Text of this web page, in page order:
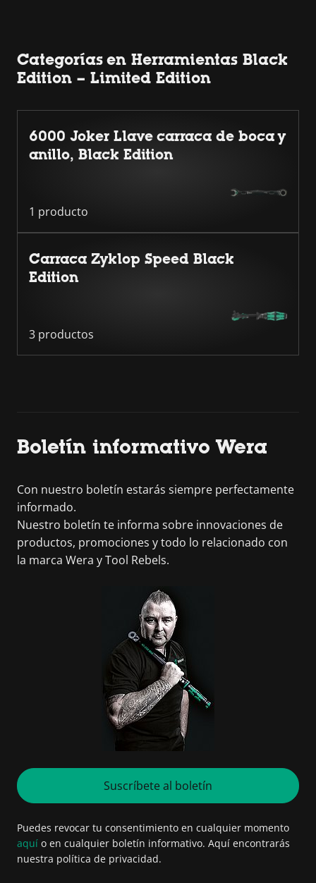
Categorías en Herramientas Black
Edition – Limited Edition
6000 Joker Llave carraca de boca y
anillo, Black Edition
1 producto
Carraca Zyklop Speed Black
Edition
3 productos
Boletín informativo Wera
Con nuestro boletín estarás siempre perfectamente
informado.
Nuestro boletín te informa sobre innovaciones de
productos, promociones y todo lo relacionado con
la marca Wera y Tool Rebels.
Suscríbete al boletín
Puedes revocar tu consentimiento en cualquier momento
aquí o en cualquier boletín informativo. Aquí encontrarás
nuestra política de privacidad.